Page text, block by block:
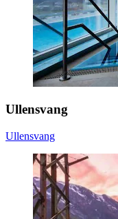
Ullensvang
Ullensvang